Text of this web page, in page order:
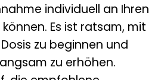
individuell an Ihren
Es ist ratsam, mit
zu beginnen und
zu erhöhen.